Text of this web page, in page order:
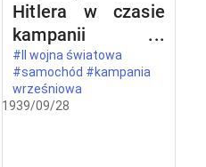
Hitlera w czasie
kampanii
wrześniowej
#II wojna światowa
#samochód #kampania
wrześniowa
1939/09/28